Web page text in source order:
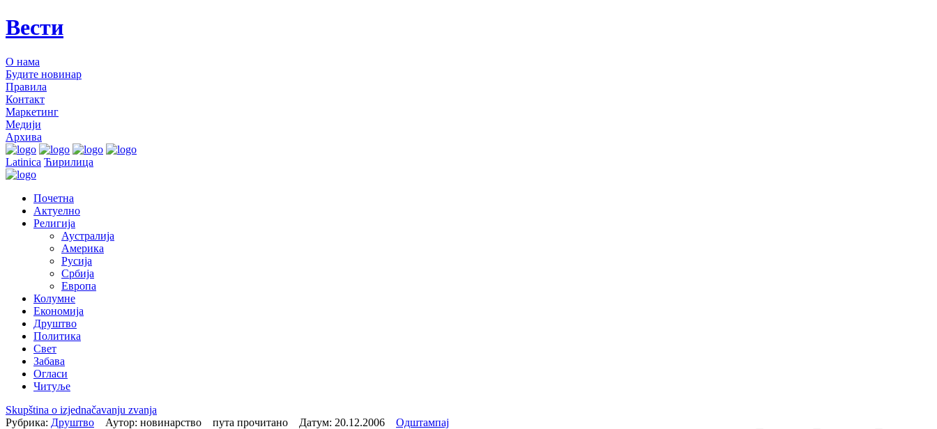
Вести
О нама
Будите новинар
Правила
Контакт
Маркетинг
Медији
Архива
Latinica Ћирилица
Почетна
Актуелно
Религија
Аустралија
Америка
Русија
Србија
Европа
Колумне
Економија
Друштво
Политика
Свет
Забава
Огласи
Читуље
Skupština o izjednačavanju zvanja
Рубрика: Друштво Аутор: новинарство пута прочитано Датум: 20.12.2006 Одштампај